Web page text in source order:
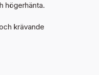
högerhänta.
krävande